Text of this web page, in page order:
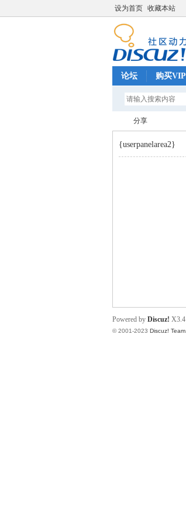
设为首页 收藏本站
论坛 购买VIP
分享
{userpanelarea2}
Powered by Discuz! X3.4
© 2001-2023 Discuz! Team